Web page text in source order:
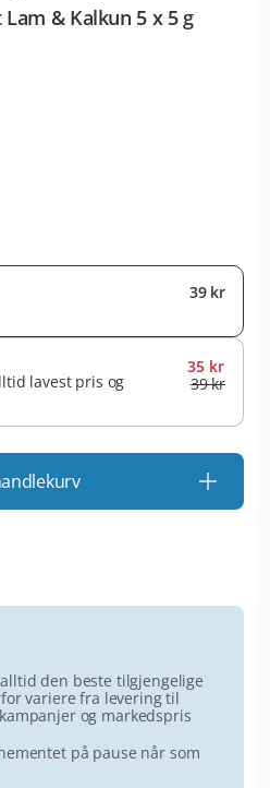
& Kalkun 5 x 5 g
39 kr
lavest pris og
35 kr
39 kr
den beste tilgjengelige
variere fra levering til
og markedspris
på pause når som